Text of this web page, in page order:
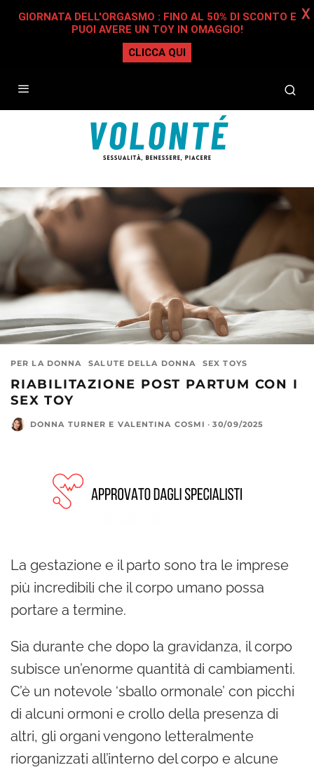
PER LA DONNA SALUTE DELLA DONNA SEX TOYS
RIABILITAZIONE POST PARTUM CON I
SEX TOY
DONNA TURNER E VALENTINA COSMI · 30/09/2025
La gestazione e il parto sono tra le imprese
più incredibili che il corpo umano possa
portare a termine.
Sia durante che dopo la gravidanza, il corpo
subisce un’enorme quantità di cambiamenti.
C’è un notevole ‘sballo ormonale’ con picchi
di alcuni ormoni e crollo della presenza di
altri, gli organi vengono letteralmente
riorganizzati all’interno del corpo e alcune
GIORNATA DELL'ORGASMO : FINO AL 50% DI SCONTO E
PUOI AVERE UN TOY IN OMAGGIO!
CLICCA QUI
X